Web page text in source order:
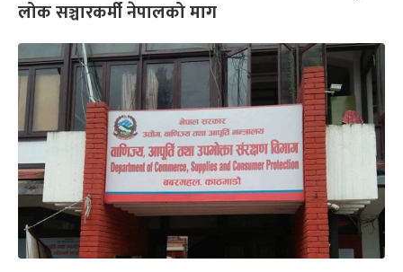
लोक सञ्चारकर्मी नेपालको माग